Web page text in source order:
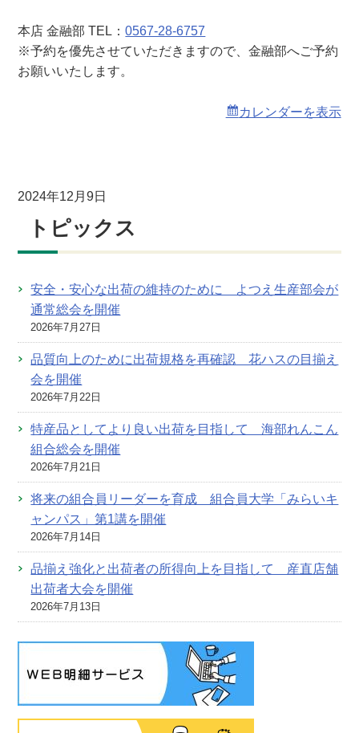
本店 金融部 TEL：0567-28-6757
※予約を優先させていただきますので、金融部へご予約
お願いいたします。
カレンダーを表示
2024年12月9日
トピックス
安全・安心な出荷の維持のために よつえ生産部会が
通常総会を開催
2026年7月27日
品質向上のために出荷規格を再確認 花ハスの目揃え
会を開催
2026年7月22日
特産品としてより良い出荷を目指して 海部れんこん
組合総会を開催
2026年7月21日
将来の組合員リーダーを育成 組合員大学「みらいキ
ャンパス」第1講を開催
2026年7月14日
品揃え強化と出荷者の所得向上を目指して 産直店舗
出荷者大会を開催
2026年7月13日